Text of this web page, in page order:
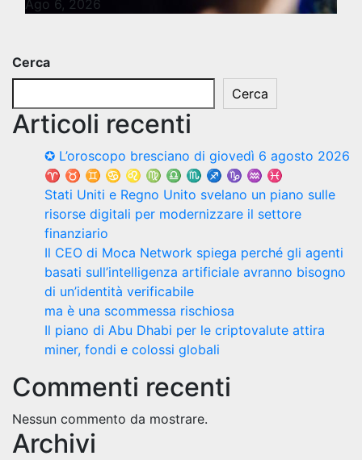
Ago 6, 2026
Cerca
Cerca
Articoli recenti
✪ L’oroscopo bresciano di giovedì 6 agosto 2026
♈ ♉ ♊ ♋ ♌ ♍ ♎ ♏ ♐ ♑ ♒ ♓
Stati Uniti e Regno Unito svelano un piano sulle
risorse digitali per modernizzare il settore
finanziario
Il CEO di Moca Network spiega perché gli agenti
basati sull’intelligenza artificiale avranno bisogno
di un’identità verificabile
ma è una scommessa rischiosa
Il piano di Abu Dhabi per le criptovalute attira
miner, fondi e colossi globali
Commenti recenti
Nessun commento da mostrare.
Archivi